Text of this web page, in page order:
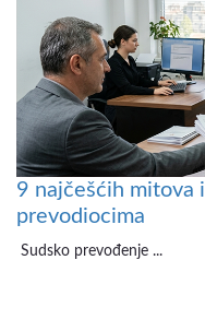
9 najčešćih mitova
prevodiocima
Sudsko prevođenje ...